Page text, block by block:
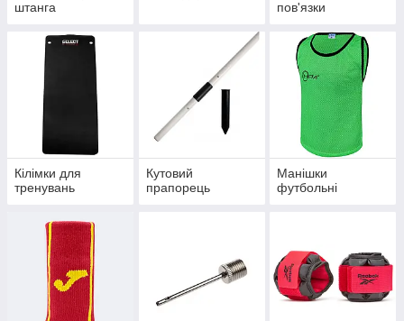
штанга
пов'язки
Кілімки для
тренувань
Кутовий
прапорець
Манішки
футбольні